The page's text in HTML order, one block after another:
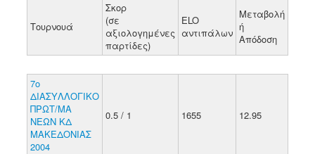
Τουρνουά
Σκορ
(σε
αξιολογημένες
παρτίδες)
ELO
αντιπάλων
Μεταβολή
ή
Απόδοση
7ο
ΔΙΑΣΥΛΛΟΓΙΚΟ
ΠΡΩΤ/ΜΑ
ΝΕΩΝ ΚΔ
ΜΑΚΕΔΟΝΙΑΣ
2004
0.5 / 1 1655 12.95